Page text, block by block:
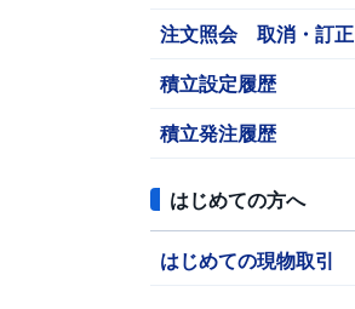
注文照会 取消・訂正
積立設定履歴
積立発注履歴
はじめての方へ
はじめての現物取引